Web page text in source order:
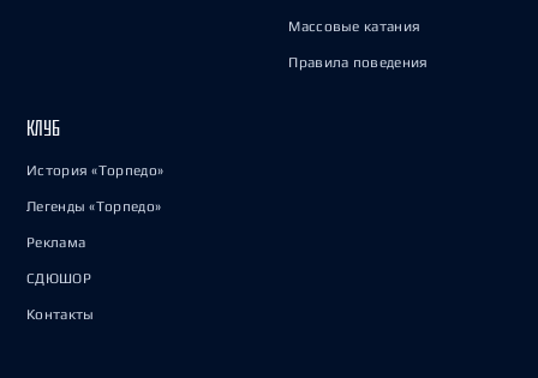
Массовые катания
Правила поведения
КЛУБ
История «Торпедо»
Легенды «Торпедо»
Реклама
СДЮШОР
Контакты